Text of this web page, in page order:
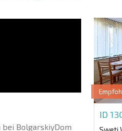
BolgarskiyDom
ID